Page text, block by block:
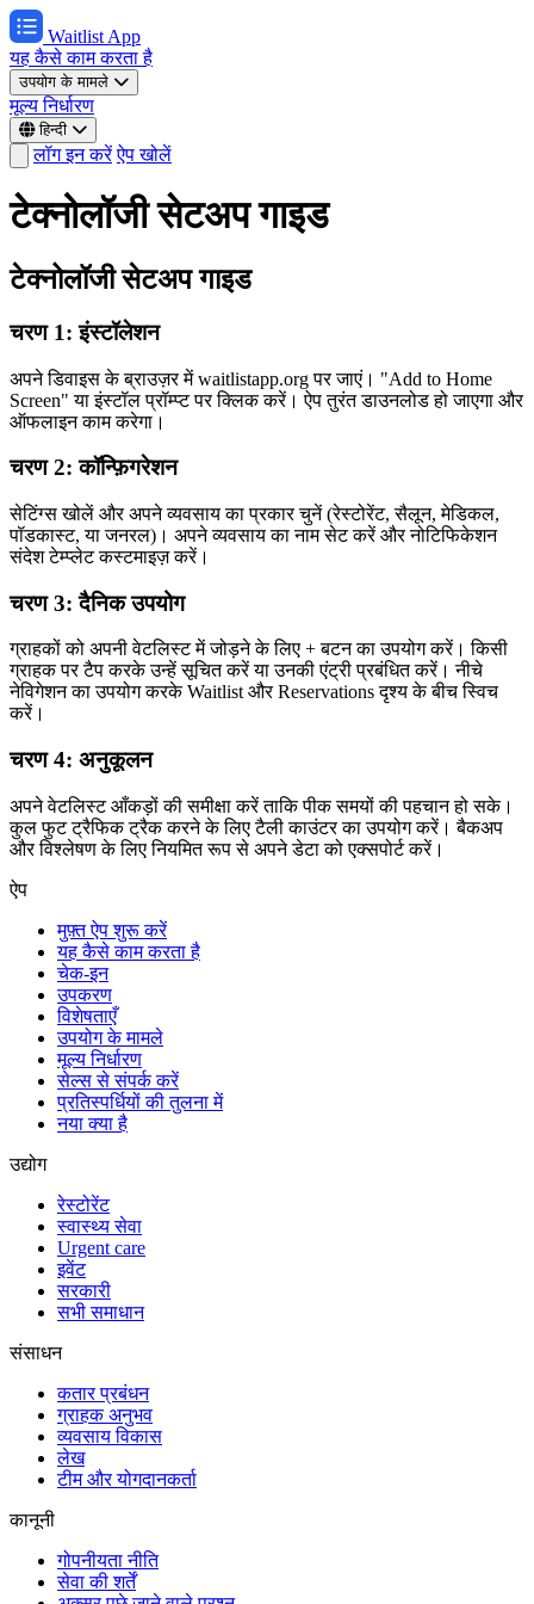
Waitlist App
यह कैसे काम करता है
उपयोग के मामले
मूल्य निर्धारण
हिन्दी
लॉग इन करें ऐप खोलें
टेक्नोलॉजी सेटअप गाइड
टेक्नोलॉजी सेटअप गाइड
चरण 1: इंस्टॉलेशन
अपने डिवाइस के ब्राउज़र में waitlistapp.org पर जाएं। "Add to Home
Screen" या इंस्टॉल प्रॉम्प्ट पर क्लिक करें। ऐप तुरंत डाउनलोड हो जाएगा और
ऑफलाइन काम करेगा।
चरण 2: कॉन्फ़िगरेशन
सेटिंग्स खोलें और अपने व्यवसाय का प्रकार चुनें (रेस्टोरेंट, सैलून, मेडिकल,
पॉडकास्ट, या जनरल)। अपने व्यवसाय का नाम सेट करें और नोटिफिकेशन
संदेश टेम्प्लेट कस्टमाइज़ करें।
चरण 3: दैनिक उपयोग
ग्राहकों को अपनी वेटलिस्ट में जोड़ने के लिए + बटन का उपयोग करें। किसी
ग्राहक पर टैप करके उन्हें सूचित करें या उनकी एंट्री प्रबंधित करें। नीचे
नेविगेशन का उपयोग करके Waitlist और Reservations दृश्य के बीच स्विच
करें।
चरण 4: अनुकूलन
अपने वेटलिस्ट आँकड़ों की समीक्षा करें ताकि पीक समयों की पहचान हो सके।
कुल फुट ट्रैफिक ट्रैक करने के लिए टैली काउंटर का उपयोग करें। बैकअप
और विश्लेषण के लिए नियमित रूप से अपने डेटा को एक्सपोर्ट करें।
ऐप
मुफ़्त ऐप शुरू करें
यह कैसे काम करता है
चेक-इन
उपकरण
विशेषताएँ
उपयोग के मामले
मूल्य निर्धारण
सेल्स से संपर्क करें
प्रतिस्पर्धियों की तुलना में
नया क्या है
उद्योग
रेस्टोरेंट
स्वास्थ्य सेवा
Urgent care
इवेंट
सरकारी
सभी समाधान
संसाधन
कतार प्रबंधन
ग्राहक अनुभव
व्यवसाय विकास
लेख
टीम और योगदानकर्ता
कानूनी
गोपनीयता नीति
सेवा की शर्तें